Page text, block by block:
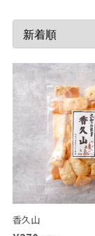
香久山